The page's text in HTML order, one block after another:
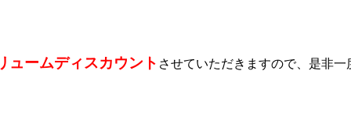
ュームディスカウント させていただきますので、是非